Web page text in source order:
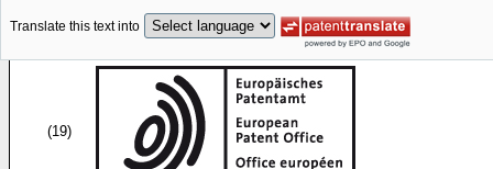
Translate this text into
(19)